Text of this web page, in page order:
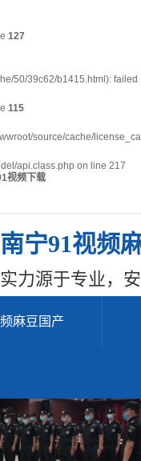
127
50/39c62/b1415.html): failed
115
source/cache/
api.class.php on line 217
视频下载
南宁91视频
实力源于专业，
麻豆国产